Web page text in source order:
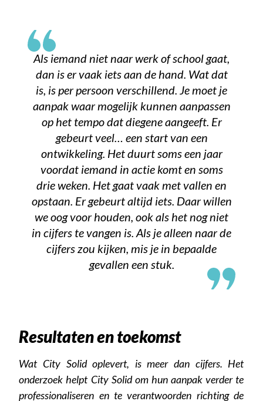
Als iemand niet naar werk of school gaat,
dan is er vaak iets aan de hand. Wat dat
is, is per persoon verschillend. Je moet je
aanpak waar mogelijk kunnen aanpassen
op het tempo dat diegene aangeeft. Er
gebeurt veel… een start van een
ontwikkeling. Het duurt soms een jaar
voordat iemand in actie komt en soms
drie weken. Het gaat vaak met vallen en
opstaan. Er gebeurt altijd iets. Daar willen
we oog voor houden, ook als het nog niet
in cijfers te vangen is. Als je alleen naar de
cijfers zou kijken, mis je in bepaalde
gevallen een stuk.
Resultaten en toekomst
Wat City Solid oplevert, is meer dan cijfers. Het
onderzoek helpt City Solid om hun aanpak verder te
professionaliseren en te verantwoorden richting de